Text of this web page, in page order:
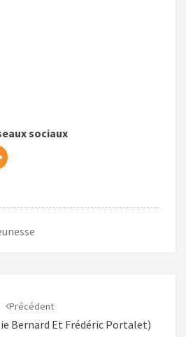
sociaux
Précédent
Bernard Et Frédéric Portalet)